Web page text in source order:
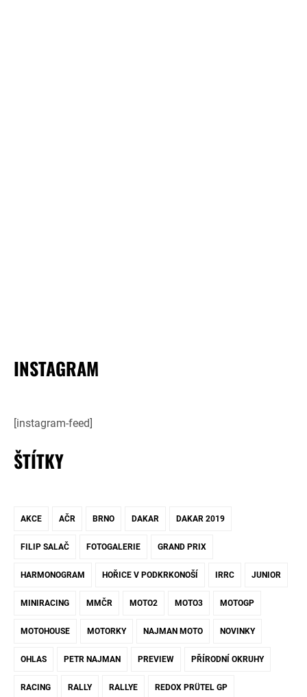
INSTAGRAM
[instagram-feed]
ŠTÍTKY
AKCE AČR BRNO DAKAR DAKAR 2019
FILIP SALAČ FOTOGALERIE GRAND PRIX
HARMONOGRAM HOŘICE V PODKRKONOŠÍ IRRC JUNIOR
MINIRACING MMČR MOTO2 MOTO3 MOTOGP
MOTOHOUSE MOTORKY NAJMAN MOTO NOVINKY
OHLAS PETR NAJMAN PREVIEW PŘÍRODNÍ OKRUHY
RACING RALLY RALLYE REDOX PRÜTEL GP